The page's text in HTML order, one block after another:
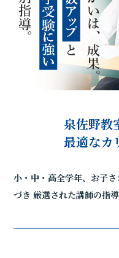
泉佐野教
最適なカ
小・中・高全学年、お子
づき 厳選された講師の指